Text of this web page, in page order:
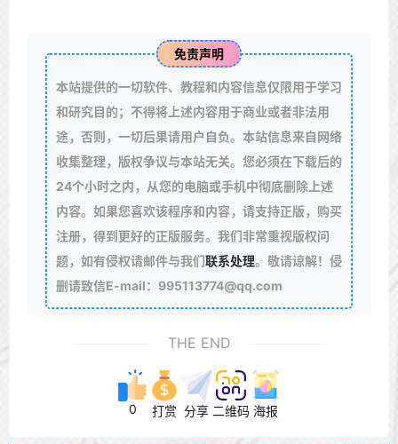
免责声明
本站提供的一切软件、教程和内容信息仅限用于学习
和研究目的；不得将上述内容用于商业或者非法用
途，否则，一切后果请用户自负。本站信息来自网络
收集整理，版权争议与本站无关。您必须在下载后的
24个小时之内，从您的电脑或手机中彻底删除上述
内容。如果您喜欢该程序和内容，请支持正版，购买
注册，得到更好的正版服务。我们非常重视版权问
题，如有侵权请邮件与我们联系处理。敬请谅解！侵
删请致信E-mail：995113774@qq.com
THE END
0 打赏 分享 二维码 海报